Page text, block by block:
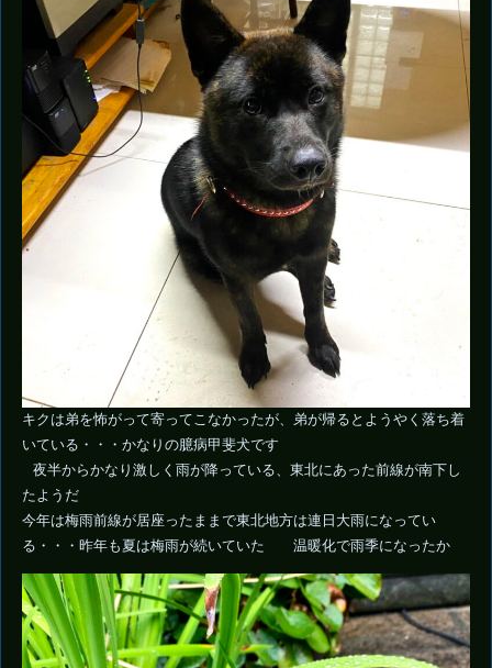
キクは弟を怖がって寄ってこなかったが、弟が帰るとようやく落ち着
いている・・・かなりの臆病甲斐犬です
夜半からかなり激しく雨が降っている、東北にあった前線が南下し
たようだ
今年は梅雨前線が居座ったままで東北地方は連日大雨になってい
る・・・昨年も夏は梅雨が続いていた 温暖化で雨季になったか